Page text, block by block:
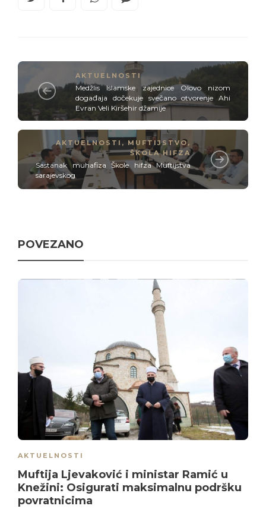
AKTUELNOSTI
Medžlis Islamske zajednice Olovo nizom
događaja dočekuje svečano otvorenje Ahi
Evran Veli Kiršehir džamije
AKTUELNOSTI , MUFTIJSTVO,
ŠKOLA HIFZA
Sastanak muhafiza Škole hifza Muftijstva
sarajevskog
POVEZANO
AKTUELNOSTI
Muftija Ljevaković i ministar Ramić u
Knežini: Osigurati maksimalnu podršku
povratnicima